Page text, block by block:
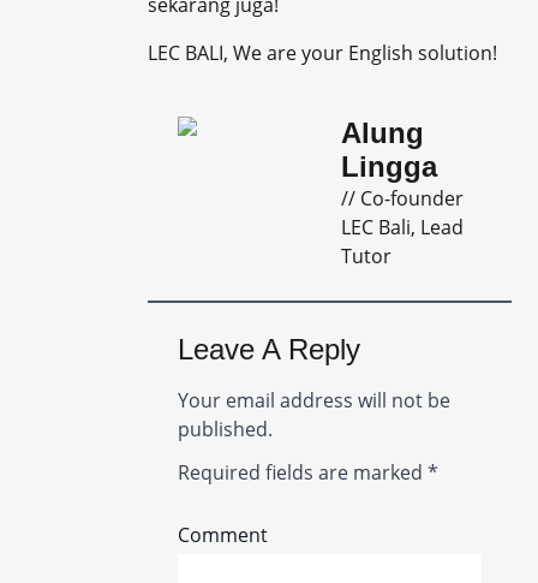
LEC BALI, We are your English solution!
Alung
Lingga
// Co-founder
LEC Bali, Lead
Tutor
Leave A Reply
Your email address will not be
published.
Required fields are marked*
Comment